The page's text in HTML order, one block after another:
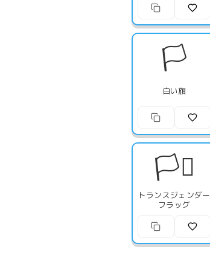
🏳️
白い旗
🏳️‍⚧️
トランスジェンダー
フラッグ